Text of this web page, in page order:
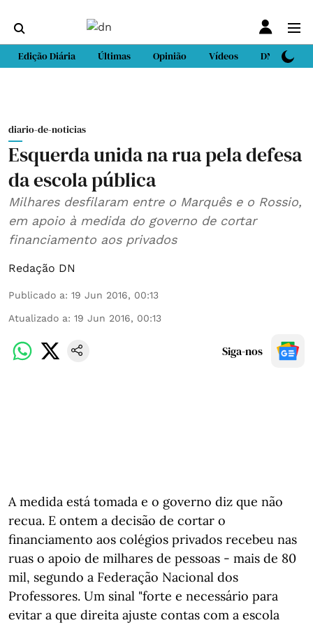
Edição Diária Últimas Opinião Vídeos DN Sport
diario-de-noticias
Esquerda unida na rua pela defesa
da escola pública
Milhares desfilaram entre o Marquês e o Rossio,
em apoio à medida do governo de cortar
financiamento aos privados
Redação DN
Publicado a: 19 Jun 2016, 00:13
Atualizado a: 19 Jun 2016, 00:13
Siga-nos
A medida está tomada e o governo diz que não
recua. E ontem a decisão de cortar o
financiamento aos colégios privados recebeu nas
ruas o apoio de milhares de pessoas - mais de 80
mil, segundo a Federação Nacional dos
Professores. Um sinal "forte e necessário para
evitar a que direita ajuste contas com a escola